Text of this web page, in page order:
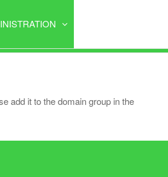
add it to the domain group in the